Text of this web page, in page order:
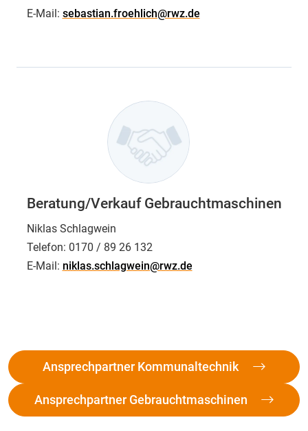
E-Mail: sebastian.froehlich@rwz.de
Beratung/Verkauf Gebrauchtmaschinen
Niklas Schlagwein
Telefon: 0170 / 89 26 132
E-Mail: niklas.schlagwein@rwz.de
Ansprechpartner Kommunaltechnik
Ansprechpartner Gebrauchtmaschinen